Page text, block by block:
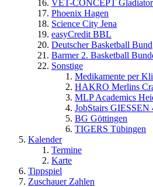
VET-CONCEPT
Phoenix Hagen
Science City Jena
easyCredit BBL
Deutscher Basketball Bund
Barmer 2. Basketball
Sonstige
Medikamente per
HAKRO Merlins
MLP Academics
JobStairs GIESSEN
BG Göttingen
TIGERS Tübingen
Kalender
Termine
Karte
Tippspiel
Zuschauer Zahlen